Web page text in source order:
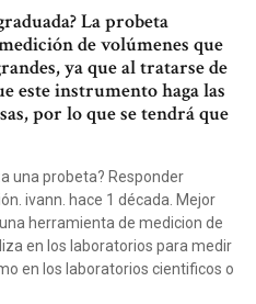
La probeta
de volúmenes que
ya que al tratarse de
este instrumento haga las
por lo que se tendrá que
una probeta? Responder
ivann. hace 1 década. Mejor
herramienta de medicion de
en los laboratorios para medir
en los laboratorios cientificos o